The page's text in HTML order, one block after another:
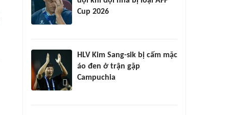
Cup 2026
HLV Kim Sang-sik bị cấm mặc
áo đen ở trận gặp
Campuchia